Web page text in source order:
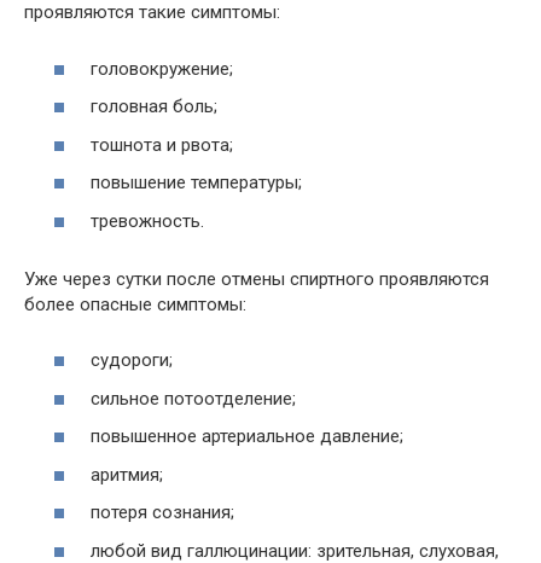
проявляются такие симптомы:
головокружение;
головная боль;
тошнота и рвота;
повышение температуры;
тревожность.
Уже через сутки после отмены спиртного проявляются
более опасные симптомы:
судороги;
сильное потоотделение;
повышенное артериальное давление;
аритмия;
потеря сознания;
любой вид галлюцинации: зрительная, слуховая,